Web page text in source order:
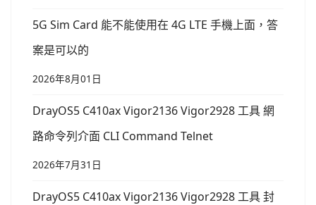
5G Sim Card 能不能使用在 4G LTE 手機上面，答
案是可以的
2026年8月01日
DrayOS5 C410ax Vigor2136 Vigor2928 工具 網
路命令列介面 CLI Command Telnet
2026年7月31日
DrayOS5 C410ax Vigor2136 Vigor2928 工具 封